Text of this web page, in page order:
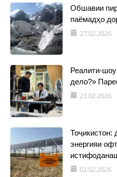
Обшавии
паёмадҳо
27.02.2026
Реалити-
дело?»
23.02.2026
Тоҷикистон:
энергияи
02.02.2026